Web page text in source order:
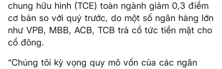
chung hữu hình (TCE) toàn ngành giảm 0,3 điểm
cơ bản so với quý trước, do một số ngân hàng lớn
như VPB, MBB, ACB, TCB trả cổ tức tiền mặt cho
cổ đông.
“Chúng tôi kỳ vọng quy mô vốn của các ngân